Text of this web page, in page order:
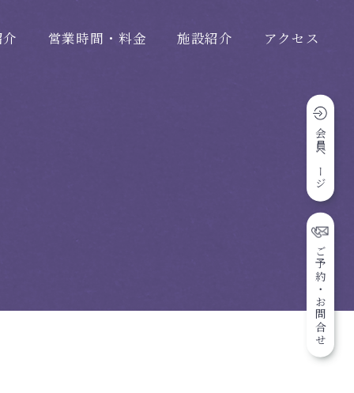
営業時間・料金 施設紹介 アクセス
会員ページ
ご予約・お問合せ